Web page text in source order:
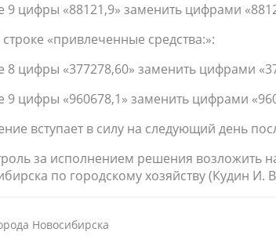
9 цифры «88121,9» заменить цифрами
строке «привлеченные средства:»:
8 цифры «377278,60» заменить цифрами
9 цифры «960678,1» заменить цифрами
вступает в силу на следующий день
за исполнением решения возложить
по городскому хозяйству (Кудин И.
Новосибирска